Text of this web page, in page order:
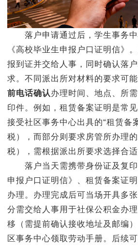
落户申请通过后，学生事务中
《高校毕业生申报户口证明信》
报到证并交给人事，同时确认落
求。不同派出所对材料的要求可能
前电话确认办理时间、地点、所
印件。例如，租赁备案证明是常
接受社区事务中心出具的“租赁备
税），而部分则要求房管所办理
税），需根据派出所要求选择合适
落户当天需携带身份证及复印
申报户口证明信》、租赁备案证
办理。办理完成后可当场开具多
分需交给人事用于社保公积金办
移（需提前确认接收地址及邮编
区事务中心领取劳动手册。后续